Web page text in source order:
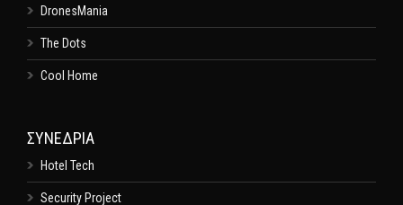
DronesMania
The Dots
Cool Home
ΣΥΝΕΔΡΙΑ
Hotel Tech
Security Project